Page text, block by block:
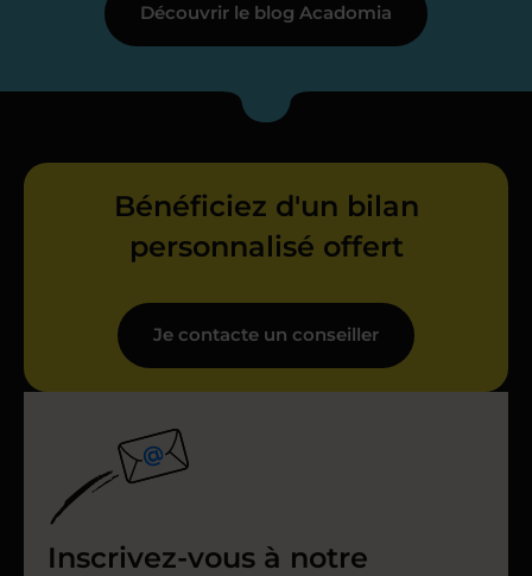
Découvrir le blog Acadomia
Bénéficiez d'un bilan
personnalisé offert
Je contacte un conseiller
Inscrivez-vous à notre